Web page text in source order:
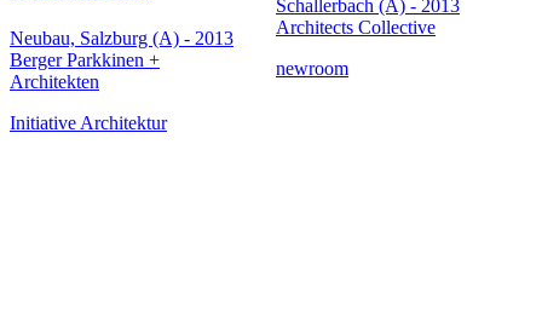
Neubau, Salzburg (A) - 2013
Berger Parkkinen +
Architekten
Initiative Architektur
Schallerbach (A) - 2013
Architects Collective
newroom